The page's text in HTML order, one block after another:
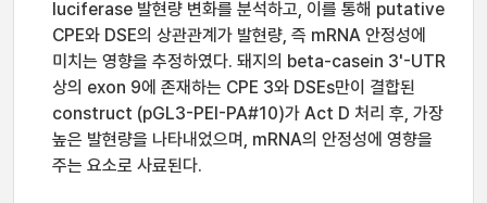
luciferase 발현량 변화를 분석하고, 이를 통해 putative
CPE와 DSE의 상관관계가 발현량, 즉 mRNA 안정성에
미치는 영향을 추정하였다. 돼지의 beta-casein 3'-UTR
상의 exon 9에 존재하는 CPE 3와 DSEs만이 결합된
construct (pGL3-PEI-PA#10)가 Act D 처리 후, 가장
높은 발현량을 나타내었으며, mRNA의 안정성에 영향을
주는 요소로 사료된다.